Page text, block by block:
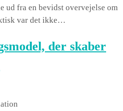
ud fra en bevidst overvejelse om
var det ikke…
der skaber